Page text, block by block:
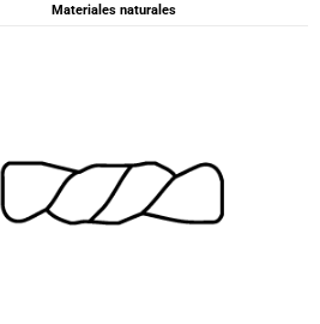
Materiales naturales